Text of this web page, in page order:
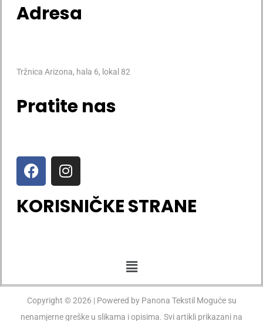
Adresa
Tržnica Arizona, hala 6, lokal 82
Pratite nas
KORISNIČKE STRANE
Copyright © 2026 | Powered by Panona Tekstil Moguće su
nenamjerne greške u slikama i opisima. Svi artikli prikazani na